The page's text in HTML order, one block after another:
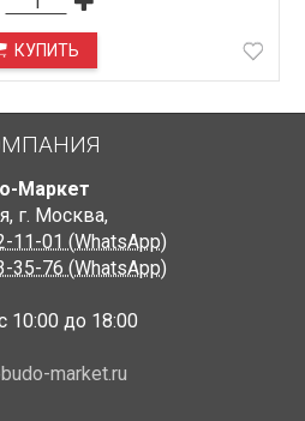
КУПИТЬ
Маркет
г. Москва,
11-01 (WhatsApp)
35-76 (WhatsApp)
10:00 до 18:00
market.ru